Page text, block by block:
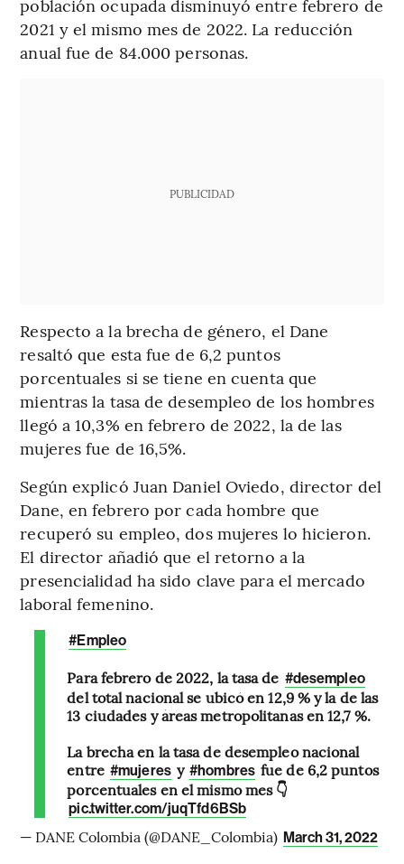
población ocupada disminuyó entre febrero de
2021 y el mismo mes de 2022. La reducción
anual fue de 84.000 personas.
PUBLICIDAD
Respecto a la brecha de género, el Dane
resaltó que esta fue de 6,2 puntos
porcentuales si se tiene en cuenta que
mientras la tasa de desempleo de los hombres
llegó a 10,3% en febrero de 2022, la de las
mujeres fue de 16,5%.
Según explicó Juan Daniel Oviedo, director del
Dane, en febrero por cada hombre que
recuperó su empleo, dos mujeres lo hicieron.
El director añadió que el retorno a la
presencialidad ha sido clave para el mercado
laboral femenino.
#Empleo
Para febrero de 2022, la tasa de #desempleo
del total nacional se ubicó en 12,9 % y la de las
13 ciudades y áreas metropolitanas en 12,7 %.
La brecha en la tasa de desempleo nacional
entre #mujeres y #hombres fue de 6,2 puntos
porcentuales en el mismo mes 👇
pic.twitter.com/juqTfd6BSb
— DANE Colombia (@DANE_Colombia) March 31, 2022